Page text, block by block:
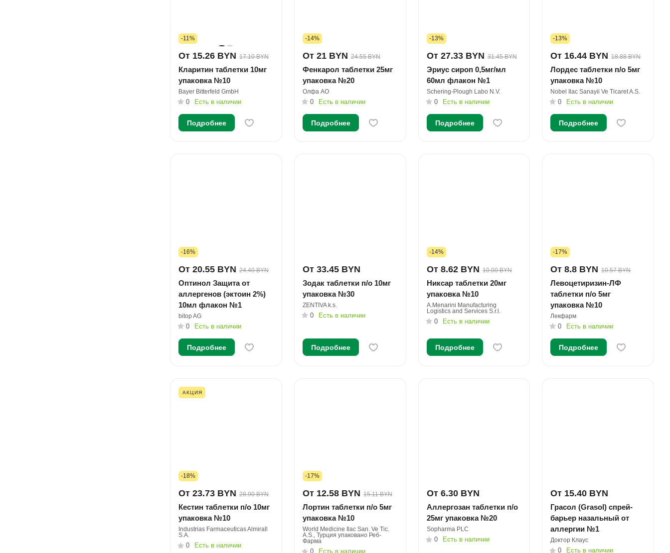
-11%
От 15.26 BYN 17.10 BYN
Кларитин таблетки 10мг
упаковка №10
Bayer Bitterfeld GmbH
0 Есть в наличии
Подробнее
-14%
От 21 BYN 24.55 BYN
Фенкарол таблетки 25мг
упаковка №20
Олфа АО
0 Есть в наличии
Подробнее
-13%
От 27.33 BYN 31.45 BYN
Эриус сироп 0,5мг/мл
60мл флакон №1
Schering-Plough Labo N.V.
0 Есть в наличии
Подробнее
-13%
От 16.44 BYN 18.88 BYN
Лордес таблетки п/о 5мг
упаковка №10
Nobel Ilac Sanayii Ve Ticaret A.S.
0 Есть в наличии
Подробнее
-16%
От 20.55 BYN 24.40 BYN
Оптинол Защита от
аллергенов (эктоин 2%)
10мл флакон №1
bitop AG
0 Есть в наличии
Подробнее
От 33.45 BYN
Зодак таблетки п/о 10мг
упаковка №30
ZENTIVA k.s.
0 Есть в наличии
Подробнее
-14%
От 8.62 BYN 10.00 BYN
Никсар таблетки 20мг
упаковка №10
A.Menarini Manufacturing
Logistics and Services S.r.l.
0 Есть в наличии
Подробнее
-17%
От 8.8 BYN 10.57 BYN
Левоцетиризин-ЛФ
таблетки п/о 5мг
упаковка №10
Лекфарм
0 Есть в наличии
Подробнее
АКЦИЯ
-18%
От 23.73 BYN 28.90 BYN
Кестин таблетки п/о 10мг
упаковка №10
Industrias Farmaceuticas Almirall
S.A.
0 Есть в наличии
-17%
От 12.58 BYN 15.11 BYN
Лортин таблетки п/о 5мг
упаковка №10
World Medicine Ilac San. Ve Tic.
A.S., Турция упаковано Реб-
Фарма
0 Есть в наличии
От 6.30 BYN
Аллергозан таблетки п/о
25мг упаковка №20
Sopharma PLC
0 Есть в наличии
От 15.40 BYN
Грасол (Grasol) спрей-
барьер назальный от
аллергии №1
Доктор Клаус
0 Есть в наличии